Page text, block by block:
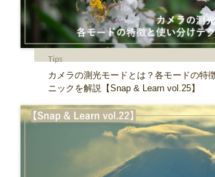
Tips
カメラの測光モードとは？各モードの特
ニックを解説【Snap & Learn vol.25】